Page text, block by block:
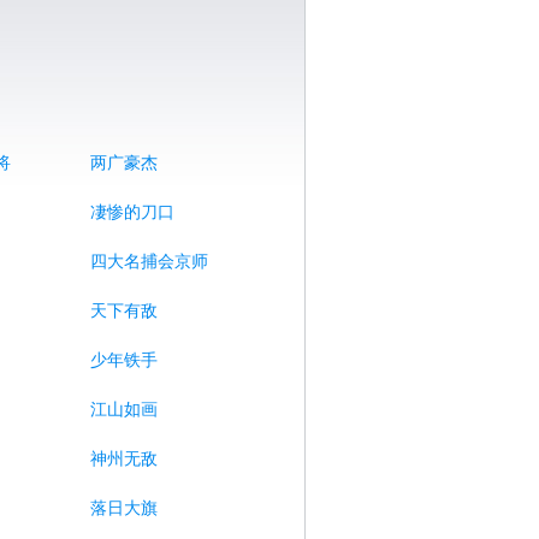
两广豪杰
凄惨的刀口
四大名捕会京师
天下有敌
少年铁手
江山如画
神州无敌
落日大旗